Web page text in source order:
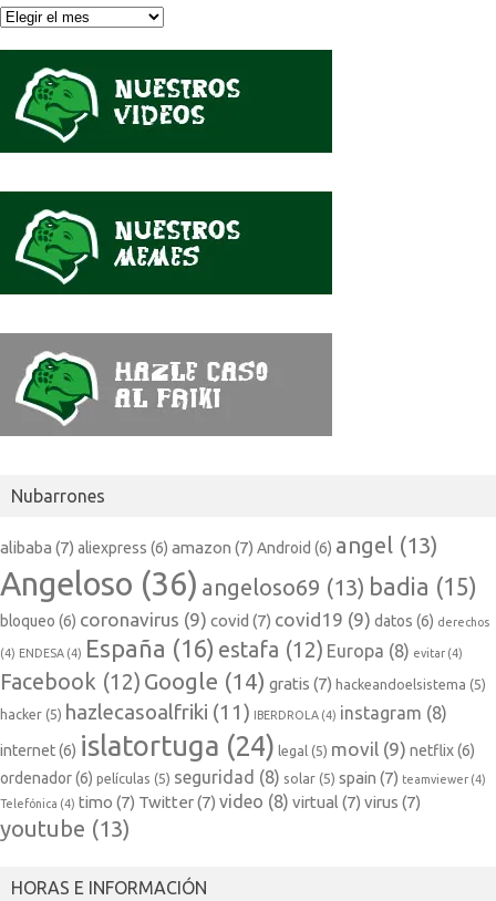
Lo
Nubarrones
alibaba (7) aliexpress (6) amazon (7) Android (6) angel (13)
Angeloso (36) angeloso69 (13) badia (15)
bloqueo (6) coronavirus (9) covid (7) covid19 (9) datos (6) derechos
(4) ENDESA (4) España (16) estafa (12) Europa (8) evitar (4)
Facebook (12) Google (14) gratis (7) hackeandoelsistema (5)
hacker (5) hazlecasoalfriki (11) IBERDROLA (4) instagram (8)
internet(6) islatortuga (24) legal (5) movil (9) netflix(6)
ordenador(6) películas (5) seguridad (8) solar (5) spain (7) teamviewer (4)
Telefónica (4) timo (7) Twitter(7) video (8) virtual (7) virus (7)
youtube (13)
HORAS E INFORMACIÓN